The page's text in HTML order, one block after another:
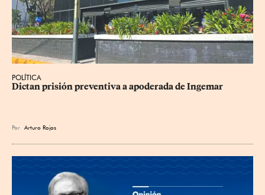
POLÍTICA
Dictan prisión preventiva a apoderada de Ingemar
Por Arturo Rojas